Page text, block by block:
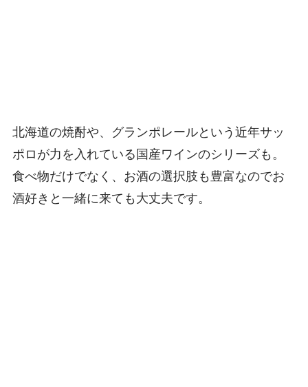
北海道の焼酎や、グランポレールという近年サッ
ポロが力を入れている国産ワインのシリーズも。
食べ物だけでなく、お酒の選択肢も豊富なのでお
酒好きと一緒に来ても大丈夫です。